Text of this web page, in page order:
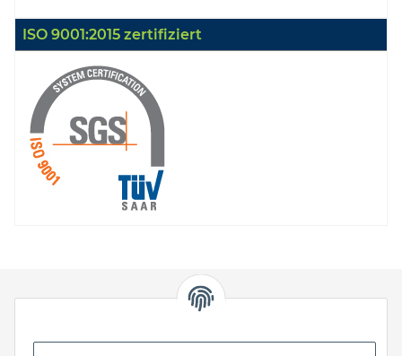
ISO 9001:2015 zertifiziert